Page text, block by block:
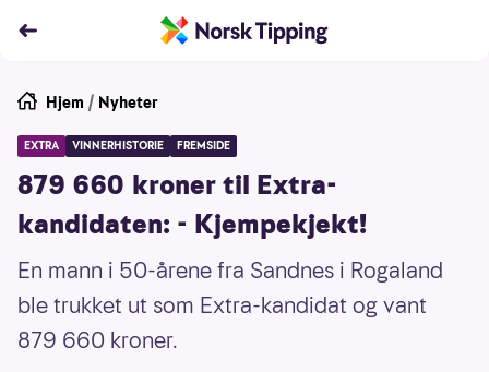
Hjem / Nyheter
EXTRA VINNERHISTORIE FREMSIDE
879 660 kroner til Extra-
kandidaten: - Kjempekjekt!
En mann i 50-årene fra Sandnes i Rogaland
ble trukket ut som Extra-kandidat og vant
879 660 kroner.